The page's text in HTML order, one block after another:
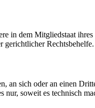
in dem Mitgliedstaat
gerichtlicher Rechtsbehelfe.
sich oder an einen
nur, soweit es technisch